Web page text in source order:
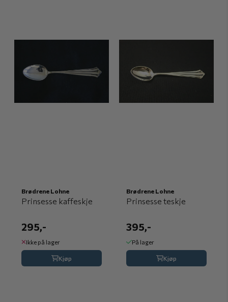
Brødrene Lohne
Prinsesse kaffeskje
295,-
Ikke på lager
Kjøp
Brødrene Lohne
Prinsesse teskje
395,-
På lager
Kjøp